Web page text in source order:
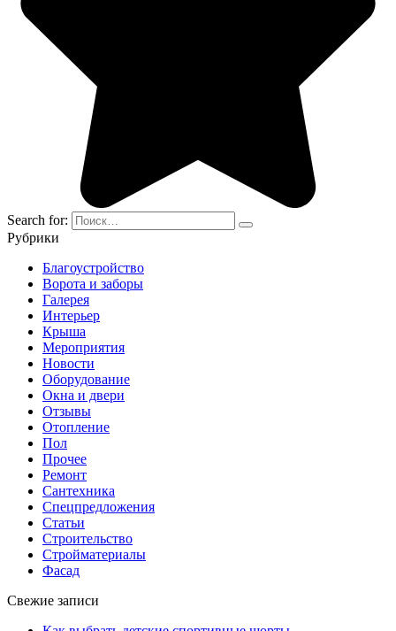
Search for:
Рубрики
Благоустройство
Ворота и заборы
Галерея
Интерьер
Крыша
Мероприятия
Новости
Оборудование
Окна и двери
Отзывы
Отопление
Пол
Прочее
Ремонт
Сантехника
Спецпредложения
Статьи
Строительство
Стройматериалы
Фасад
Свежие записи